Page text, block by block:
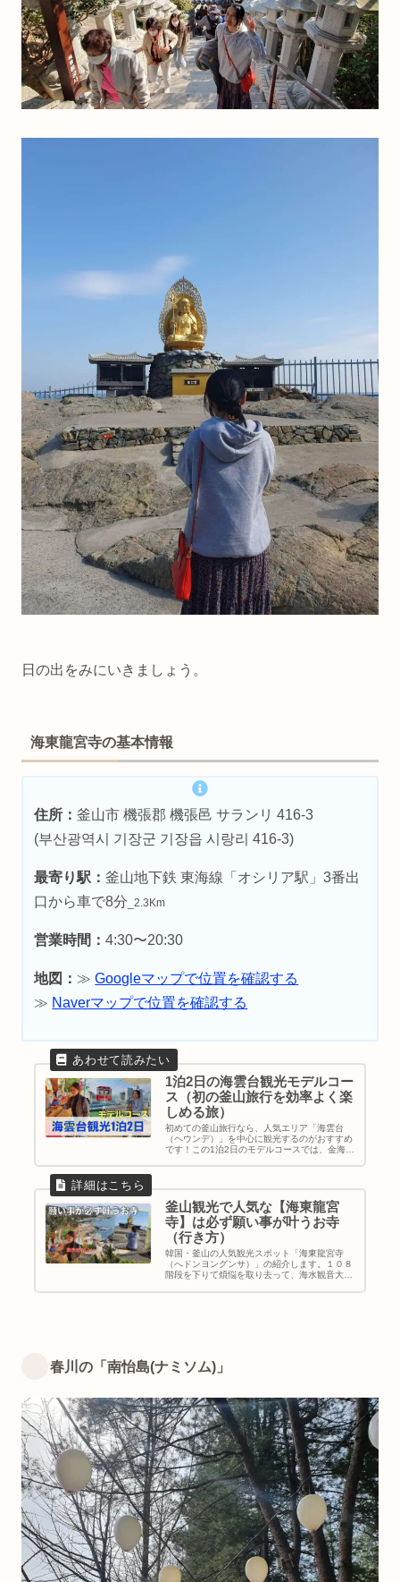
日の出をみにいきましょう。
海東龍宮寺の基本情報
住所：釜山市 機張郡 機張邑 サランリ 416-3
(부산광역시 기장군 기장읍 시랑리 416-3)
最寄り駅：釜山地下鉄 東海線「オシリア駅」3番出
口から車で8分 _2.3Km
営業時間：4:30〜20:30
地図：≫Googleマップで位置を確認する
≫ Naverマップで位置を確認する
1泊2日の海雲台観光モデルコー
ス（初の釜山旅行を効率よく楽
しめる旅）
初めての釜山旅行なら、人気エリア「海雲台
（ヘウンデ）」を中心に観光するのがおすすめ
です！この1泊2日のモデルコースでは、金海空
介します。女子旅にもぴったりな釜山観光の参
考にどうぞ！
釜山観光で人気な【海東龍宮
寺】は必ず願い事が叶うお寺
（行き方）
韓国・釜山の人気観光スポット「海東龍宮寺
（へドンヨングンサ）」の紹介します。１０８
階段を下りて煩悩を取り去って、海水観音大仏
山観光地｜地図＆行き方
春川の「南怡島(ナミソム)」